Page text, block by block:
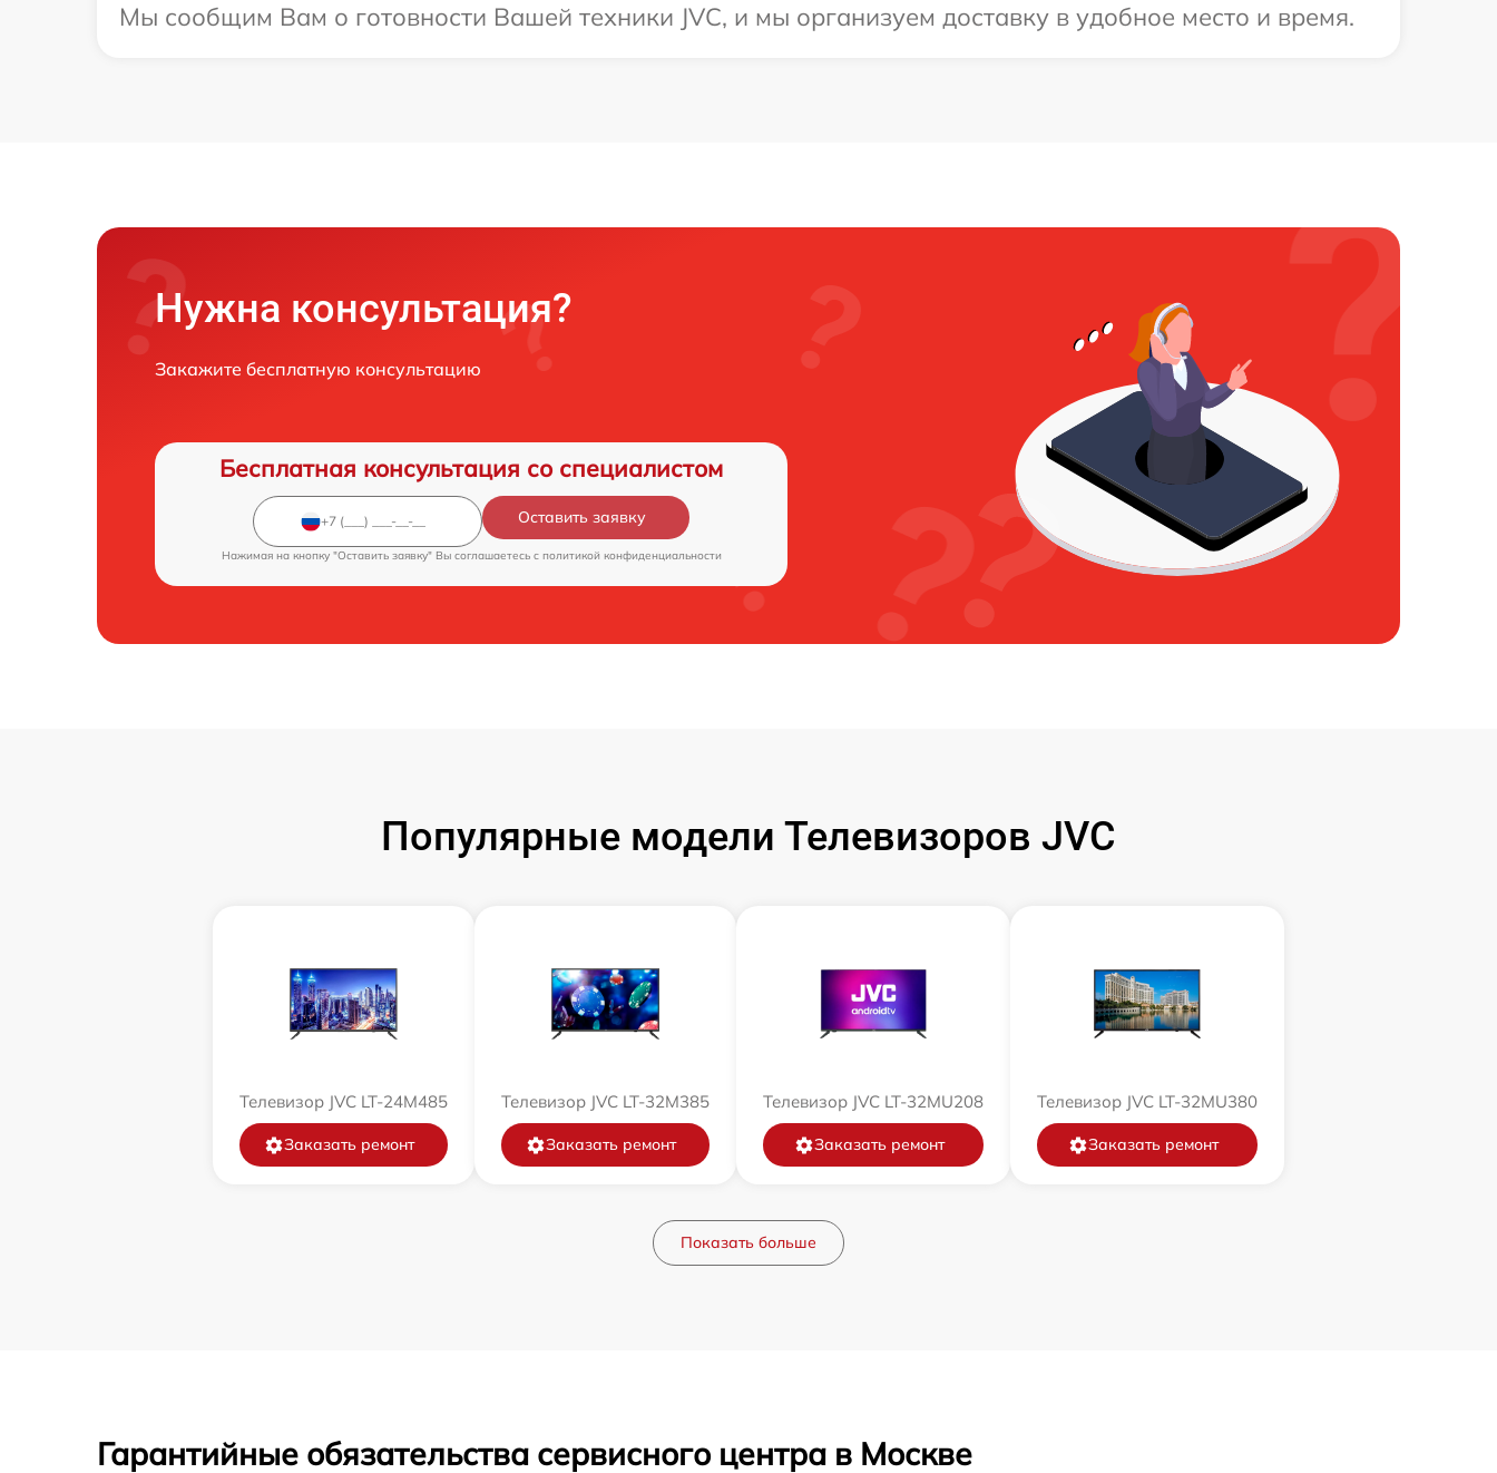
Мы сообщим Вам о готовности Вашей техники JVC, и мы организуем доставку в удобное место и время.
Нужна консультация?
Закажите бесплатную консультацию
Бесплатная консультация со специалистом
Оставить заявку
Нажимая на кнопку "Оставить заявку" Вы соглашаетесь c политикой конфиденциальности
Популярные модели Телевизоров JVC
Телевизор JVC LT-24M485
Заказать ремонт
Телевизор JVC LT-32M385
Заказать ремонт
Телевизор JVC LT-32MU208
Заказать ремонт
Телевизор JVC LT-32MU380
Заказать ремонт
Показать больше
Гарантийные обязательства сервисного центра в Москве